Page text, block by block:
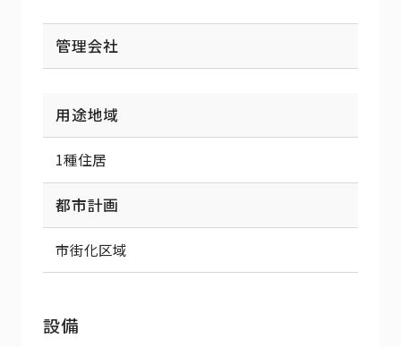
管理会社
用途地域
1種住居
都市計画
市街化区域
設備